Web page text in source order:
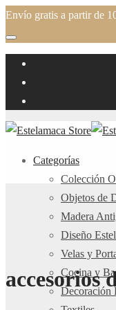
Envío gratis a partir de
Categorías
Colección
Objetos de
Madera
Diseño
Velas y
Cocina y
Decoración
accesorios